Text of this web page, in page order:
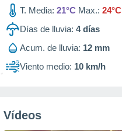
T. Media: 21°C Max.: 24°C
Días de lluvia: 4días
Acum. de lluvia: 12 mm
Viento medio: 10 km/h
Vídeos